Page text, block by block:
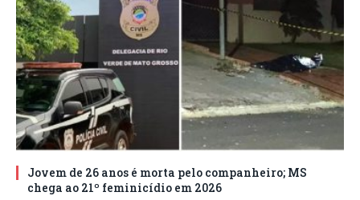
Jovem de 26 anos é morta pelo companheiro; MS
chega ao 21º feminicídio em 2026